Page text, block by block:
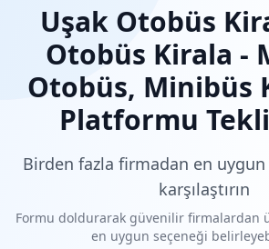
Uşak Otobüs
Otobüs Kirala -
Otobüs, Minibüs
Platformu
Birden fazla firmadan en
karşılaştırın
Formu doldurarak güvenilir firmalardan
en uygun seçeneği